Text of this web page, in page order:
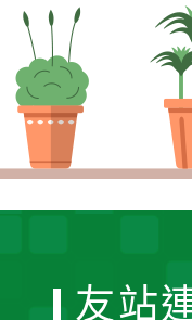
友站